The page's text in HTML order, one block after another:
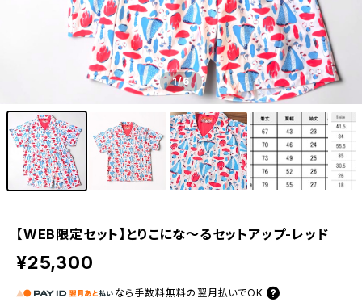
1/6
【WEB限定セット】とりこにな〜るセットアップ-レッド
¥25,300
なら 手数料無料の 翌月払いでOK